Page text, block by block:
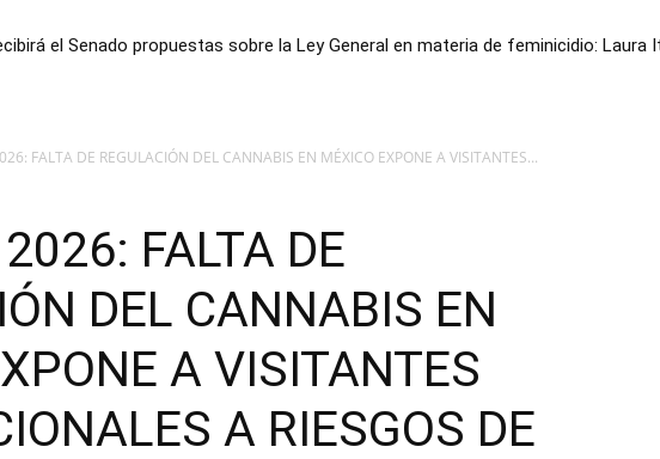
el Senado propuestas sobre la Ley General en materia de feminicidio: Laura
FALTA DE REGULACIÓN DEL CANNABIS EN MÉXICO EXPONE A VISITANTES...
FALTA DE
DEL CANNABIS EN
A VISITANTES
A RIESGOS DE